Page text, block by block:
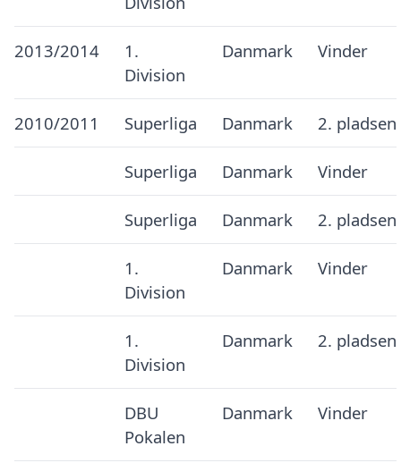
2013/2014
1.
Division
Danmark Vinder
2010/2011 Superliga Danmark 2. pladsen
Superliga Danmark Vinder
Superliga Danmark 2. pladsen
1.
Division
Danmark Vinder
1.
Division
Danmark 2. pladsen
DBU
Pokalen
Danmark Vinder